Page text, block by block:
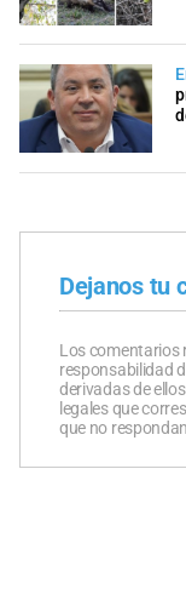
Dejanos tu
Los comentarios
responsabilidad
derivadas de
legales que
que no